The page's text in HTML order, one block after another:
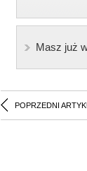
Masz już
POPRZEDNI